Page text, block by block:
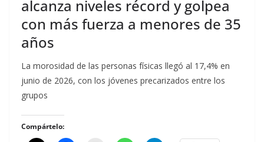
alcanza niveles récord y golpea
con más fuerza a menores de 35
años
La morosidad de las personas físicas llegó al 17,4% en
junio de 2026, con los jóvenes precarizados entre los
grupos
Compártelo: